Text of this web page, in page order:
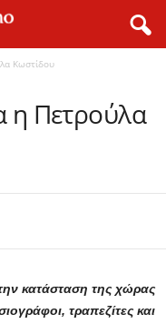
Κωστίδου
η Πετρούλα
κατάσταση της χώρας
τραπεζίτες και